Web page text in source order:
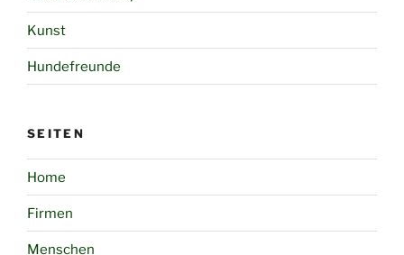
Kunst
Hundefreunde
SEITEN
Home
Firmen
Menschen